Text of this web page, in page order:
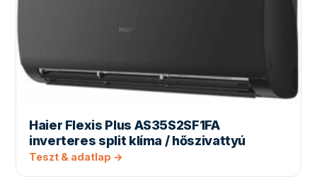
Haier Flexis Plus AS35S2SF1FA
inverteres split klíma / hőszivattyú
Teszt & adatlap →